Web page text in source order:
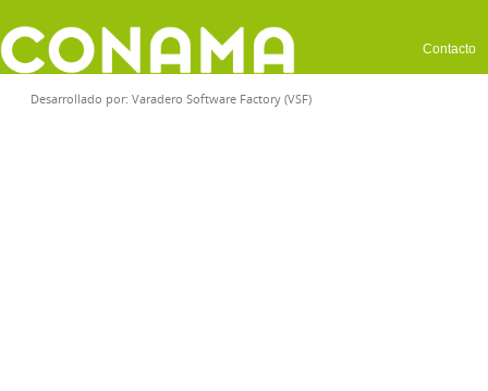
Contacto
Desarrollado por: Varadero Software Factory (VSF)